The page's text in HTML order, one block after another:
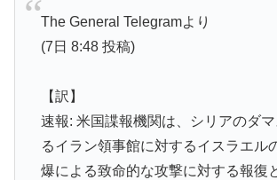
The General Telegramより
(7日 8:48 投稿)
【訳】
速報: 米国諜報機関は、シリアのダ
るイラン領事館に対するイスラエル
爆による致命的な攻撃に対する報復